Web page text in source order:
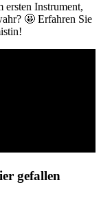
ersten Instrument,
🤩 Erfahren Sie
gefallen